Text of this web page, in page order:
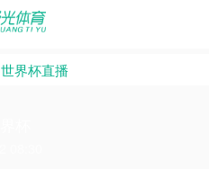
世界杯直播